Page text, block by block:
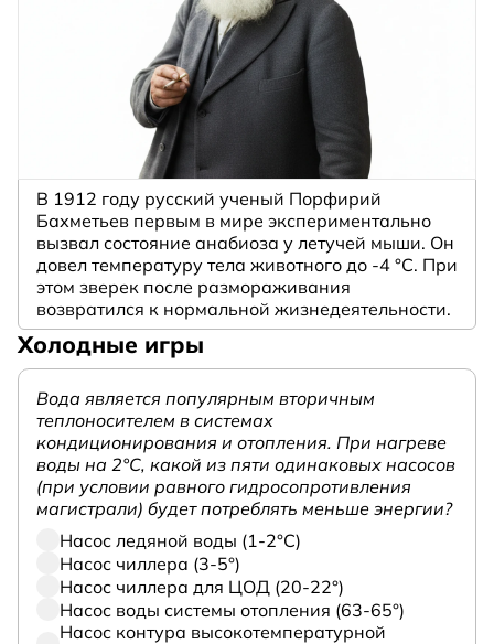
В 1912 году русский ученый Порфирий
Бахметьев первым в мире экспериментально
вызвал состояние анабиоза у летучей мыши. Он
довел температуру тела животного до -4 °C. При
этом зверек после размораживания
возвратился к нормальной жизнедеятельности.
Холодные игры
Вода является популярным вторичным
теплоносителем в системах
кондиционирования и отопления. При нагреве
воды на 2°С, какой из пяти одинаковых насосов
(при условии равного гидросопротивления
магистрали) будет потреблять меньше энергии?
Насос ледяной воды (1-2°С)
Насос чиллера (3-5°)
Насос чиллера для ЦОД (20-22°)
Насос воды системы отопления (63-65°)
Насос контура высокотемпературной